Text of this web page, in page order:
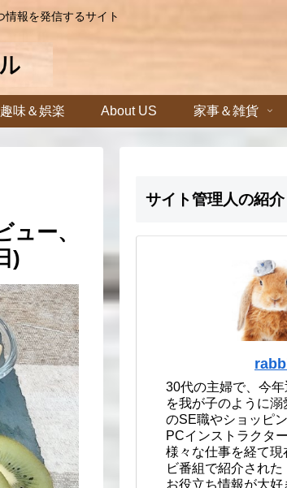
報を発信するサイト
趣味＆娯楽 About US 家事＆雑貨
ー、
)
サイト管理人の紹介
30代の主婦で、今
を我が子のように
のSE職やショッピ
PCインストラクタ
様々な仕事を経て現
ビ番組で紹介され
お役立ち情報が大好